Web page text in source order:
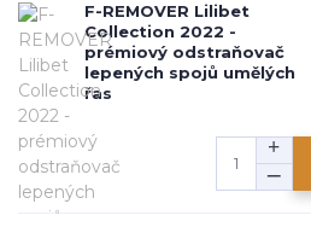
F-REMOVER Lilibet
Collection 2022 -
prémiový odstraňovač
lepených spojů umělých
řas